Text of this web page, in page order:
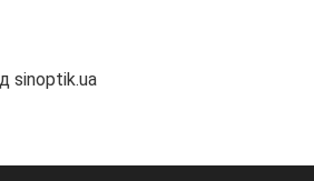
sinoptik.ua